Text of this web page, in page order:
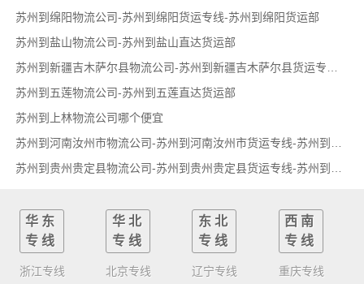
苏州到绵阳物流公司-苏州到绵阳货运专线-苏州到绵阳货运部
苏州到盐山物流公司-苏州到盐山直达货运部
苏州到五莲物流公司-苏州到五莲直达货运部
苏州到上林物流公司哪个便宜
华东
专线
浙江专线
华北
专线
北京专线
东北
专线
辽宁专线
西南
专线
重庆专线